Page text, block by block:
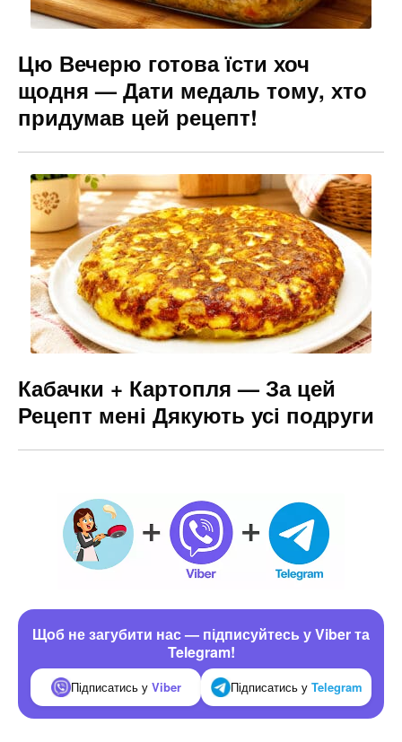
Цю Вечерю готова їсти хоч
щодня — Дати медаль тому, хто
придумав цей рецепт!
Кабачки + Картопля — За цей
Рецепт мені Дякують усі подруги
Щоб не загубити нас — підписуйтесь у Viber та
Telegram!
Підписатись у Viber Підписатись у Telegram